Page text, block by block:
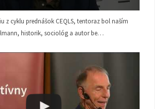
z cyklu prednášok CEQLS, tentoraz bol naším
historik, sociológ a autor be…